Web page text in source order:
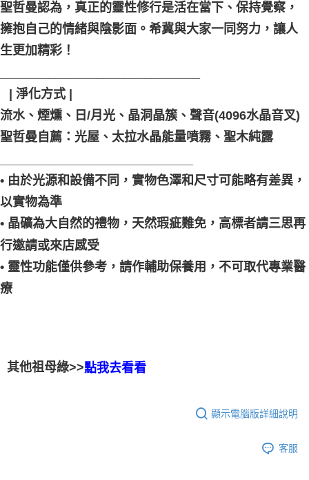
聖哲曼認為，真正的靈性修行是活在當下、保持覺察，
擁抱自己的情緒與陰影面。希冀與大家一同努力，讓人
生更加精彩！
⠀| 淨化方式 |
流水、煙燻、日/月光、晶洞晶簇、聲音(4096水晶音叉)
聖哲曼自薦：光屋、太拉水晶能量噴霧、聖木純露
• 由於光源和設備不同，實物色澤和尺寸可能略有差異，
以實物為準
• 晶礦為大自然的禮物，天然瑕疵難免，高標者請三思再
行邀請或來店感受
• 靈性功能僅供參考，請作輔助保養用，不可取代專業醫
療
其他祖母綠>>點我去看看
顯示電腦版詳細說明
客服